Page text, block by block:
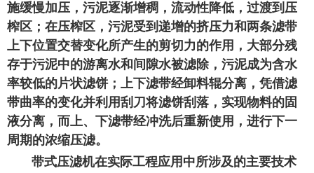
施缓慢加压，污泥逐渐增稠，流动性降低，过渡到压
榨区；在压榨区，污泥受到递增的挤压力和两条滤带
上下位置交替变化所产生的剪切力的作用，大部分残
存于污泥中的游离水和间隙水被滤除，污泥成为含水
率较低的片状滤饼；上下滤带经卸料辊分离，凭借滤
带曲率的变化并利用刮刀将滤饼刮落，实现物料的固
液分离，而上、下滤带经冲洗后重新使用，进行下一
周期的浓缩压滤。
带式压滤机在实际工程应用中所涉及的主要技术